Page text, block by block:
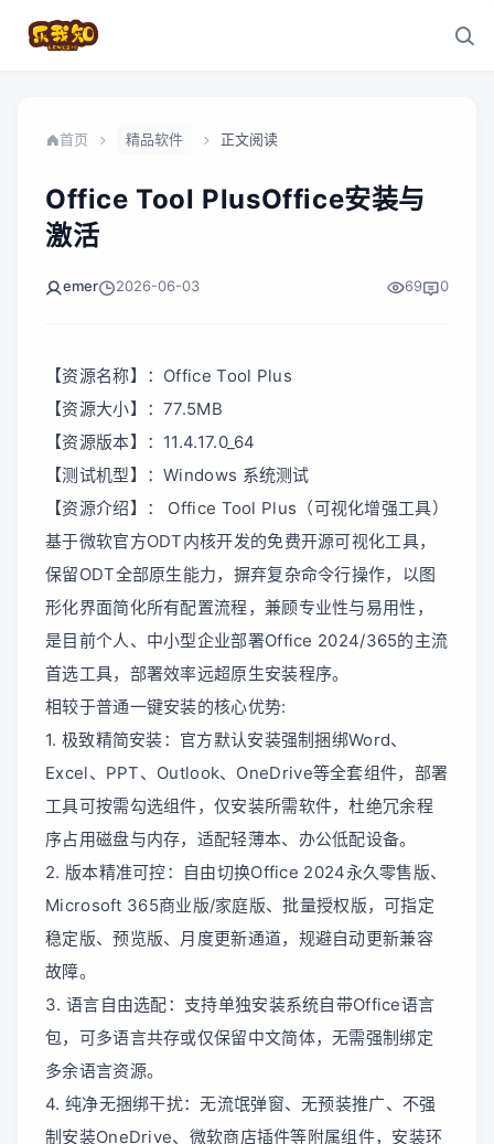
首页 精品软件 正文阅读
Office Tool PlusOffice安装与
激活
emer 2026-06-03 69 0
【资源名称】：Office Tool Plus
【资源大小】：77.5MB
【资源版本】：11.4.17.0_64
【测试机型】：Windows 系统测试
【资源介绍】： Office Tool Plus（可视化增强工具）
基于微软官方ODT内核开发的免费开源可视化工具，
保留ODT全部原生能力，摒弃复杂命令行操作，以图
形化界面简化所有配置流程，兼顾专业性与易用性，
是目前个人、中小型企业部署Office 2024/365的主流
首选工具，部署效率远超原生安装程序。
相较于普通一键安装的核心优势:
1. 极致精简安装：官方默认安装强制捆绑Word、
Excel、PPT、Outlook、OneDrive等全套组件，部署
工具可按需勾选组件，仅安装所需软件，杜绝冗余程
序占用磁盘与内存，适配轻薄本、办公低配设备。
2. 版本精准可控：自由切换Office 2024永久零售版、
Microsoft 365商业版/家庭版、批量授权版，可指定
稳定版、预览版、月度更新通道，规避自动更新兼容
故障。
3. 语言自由选配：支持单独安装系统自带Office语言
包，可多语言共存或仅保留中文简体，无需强制绑定
多余语言资源。
4. 纯净无捆绑干扰：无流氓弹窗、无预装推广、不强
制安装OneDrive、微软商店插件等附属组件，安装环